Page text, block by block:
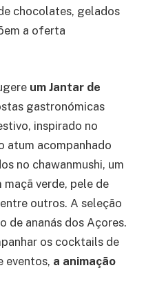
chocolates, gelados
a oferta
um Jantar de
gastronómicas
inspirado no
atum acompanhado
no chawanmushi, um
verde, pele de
outros. A seleção
de ananás dos Açores.
os cocktails de
eventos, a animação